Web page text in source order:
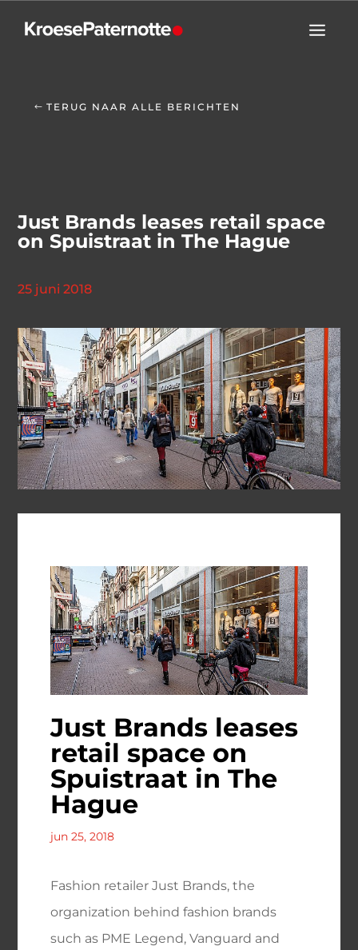
TERUG NAAR ALLE BERICHTEN
Just Brands leases retail space
on Spuistraat in The Hague
25 juni 2018
Just Brands leases
retail space on
Spuistraat in The
Hague
jun 25, 2018
Fashion retailer Just Brands, the
organization behind fashion brands
such as PME Legend, Vanguard and